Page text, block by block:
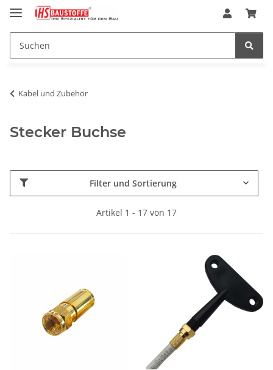
Kabel und Zubehör
Stecker Buchse
Filter und Sortierung
Artikel 1 - 17 von 17